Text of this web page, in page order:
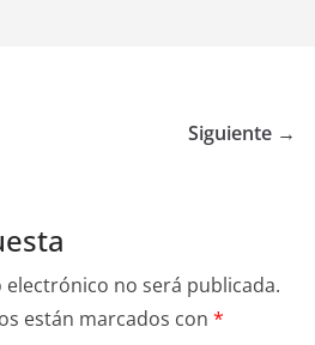
Siguiente →
no será publicada.
están marcados con *